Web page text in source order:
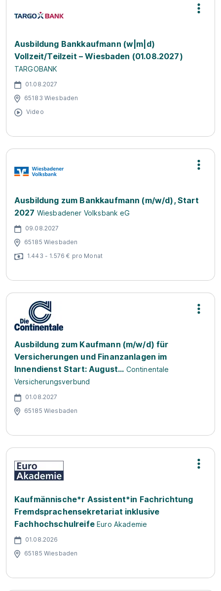
Ausbildung Bankkaufmann (w|m|d)
Vollzeit/Teilzeit – Wiesbaden (01.08.2027)
TARGOBANK
01.08.2027
65183 Wiesbaden
Video
Ausbildung zum Bankkaufmann (m/w/d), Start
2027 Wiesbadener Volksbank eG
09.08.2027
65185 Wiesbaden
1.443 - 1.576 € pro Monat
Ausbildung zum Kaufmann (m/w/d) für
Versicherungen und Finanzanlagen im
Innendienst Start: August... Continentale
Versicherungsverbund
01.08.2027
65185 Wiesbaden
Kaufmännische*r Assistent*in Fachrichtung
Fremdsprachensekretariat inklusive
Fachhochschulreife Euro Akademie
01.08.2026
65185 Wiesbaden